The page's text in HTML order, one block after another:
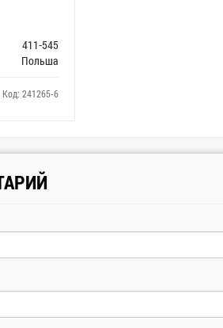
411-545
Польша
Код: 241265-6